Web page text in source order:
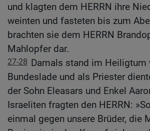
und klagten dem HERRN ihre
weinten und fasteten bis zum
brachten sie dem HERRN
Mahlopfer dar.
27-28 Damals stand im Heiligtum
Bundeslade und als Priester
der Sohn Eleasars und Enkel
Israeliten fragten den HERRN:
einmal gegen unsere Brüder, die